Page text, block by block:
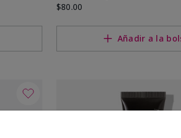
$80.00
Añadir a la